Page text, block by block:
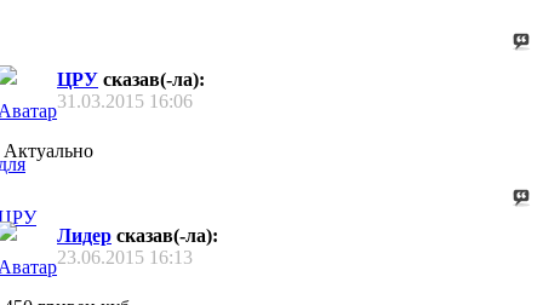
ЦРУ сказав(-ла):
31.03.2015 16:06
Актуально
Лидер сказав(-ла):
23.06.2015 16:13